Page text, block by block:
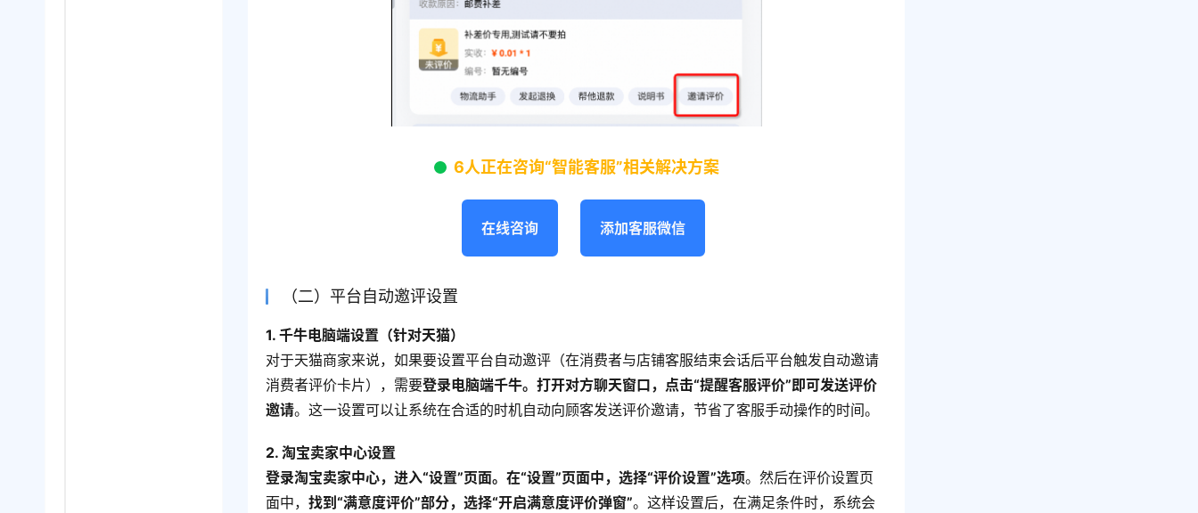
6人正在咨询“智能客服”相关解决方案
在线咨询 添加客服微信
（二）平台自动邀评设置
1. 千牛电脑端设置（针对天猫）
对于天猫商家来说，如果要设置平台自动邀评（在消费者与店铺客服结束会话后平台触发自动邀请
消费者评价卡片），需要登录电脑端千牛。打开对方聊天窗口，点击“提醒客服评价”即可发送评价
邀请。这一设置可以让系统在合适的时机自动向顾客发送评价邀请，节省了客服手动操作的时间。
2. 淘宝卖家中心设置
登录淘宝卖家中心，进入“设置”页面。在“设置”页面中，选择“评价设置”选项。然后在评价设置页
面中，找到“满意度评价”部分，选择“开启满意度评价弹窗”。这样设置后，在满足条件时，系统会